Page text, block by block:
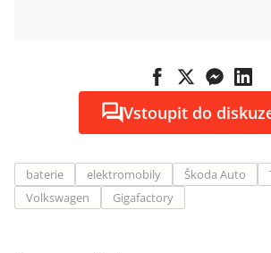
Vstoupit do
baterie elektromobily Škoda Auto
Volkswagen
Gigafactory